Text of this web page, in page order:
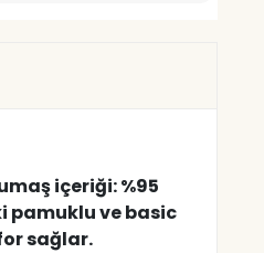
içeriği: %95
pamuklu ve basic
sağlar.